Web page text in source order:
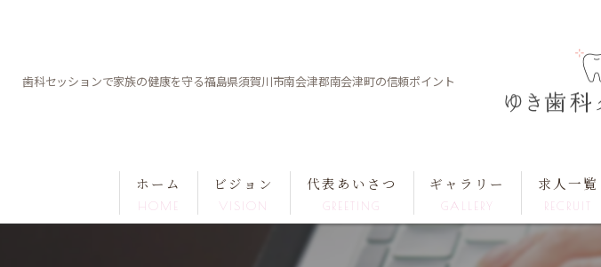
歯科セッションで家族の健康を守る福島県須賀川市南会津郡南会津町の信頼ポイント
ホーム
HOME
ビジョン
VISION
代表あいさつ
GREETING
ギャラリー
GALLERY
求人一覧
RECRUIT